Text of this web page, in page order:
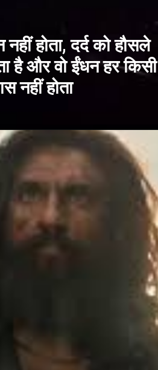
होता, दर्द को हौसले
है और वो ईंधन हर किसी
नहीं होता